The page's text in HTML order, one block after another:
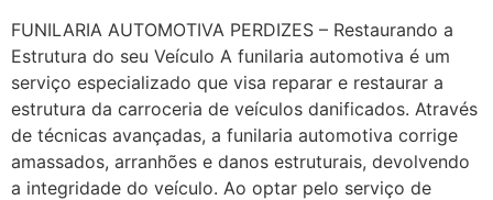
FUNILARIA AUTOMOTIVA PERDIZES – Restaurando a
Estrutura do seu Veículo A funilaria automotiva é um
serviço especializado que visa reparar e restaurar a
estrutura da carroceria de veículos danificados. Através
de técnicas avançadas, a funilaria automotiva corrige
amassados, arranhões e danos estruturais, devolvendo
a integridade do veículo. Ao optar pelo serviço de